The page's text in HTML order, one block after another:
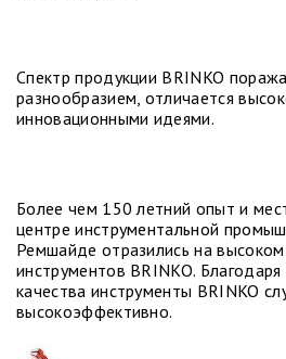
Спектр продукции BRINKO
разнообразием, отличается
инновационными идеями.
Более чем 150 летний опыт и
центре инструментальной
Ремшайде отразились на высоком
инструментов BRINKO.
качества инструменты BRINKO
высокоэффективно.